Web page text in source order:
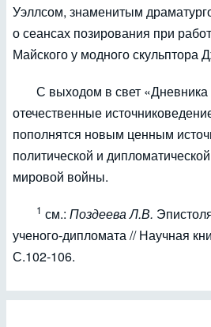
Уэллсом, знаменитым
о сеансах позирования при
Майского у модного скульптора
С выходом в свет
отечественные
пополнятся новым ценным
политической и
мировой войны.
1 см.: Поздеева Л.В.
ученого-дипломата // Научная
С.102-106.